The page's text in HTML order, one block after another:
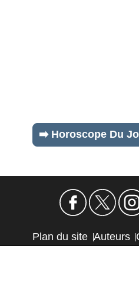
➡️ Horoscope Du
Plan du site Auteurs